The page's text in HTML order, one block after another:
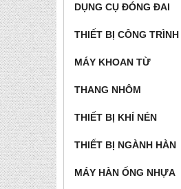
DỤNG CỤ ĐÓNG ĐAI
THIẾT BỊ CÔNG TRÌNH
MÁY KHOAN TỪ
THANG NHÔM
THIẾT BỊ KHÍ NÉN
THIẾT BỊ NGÀNH HÀN
MÁY HÀN ỐNG NHỰA